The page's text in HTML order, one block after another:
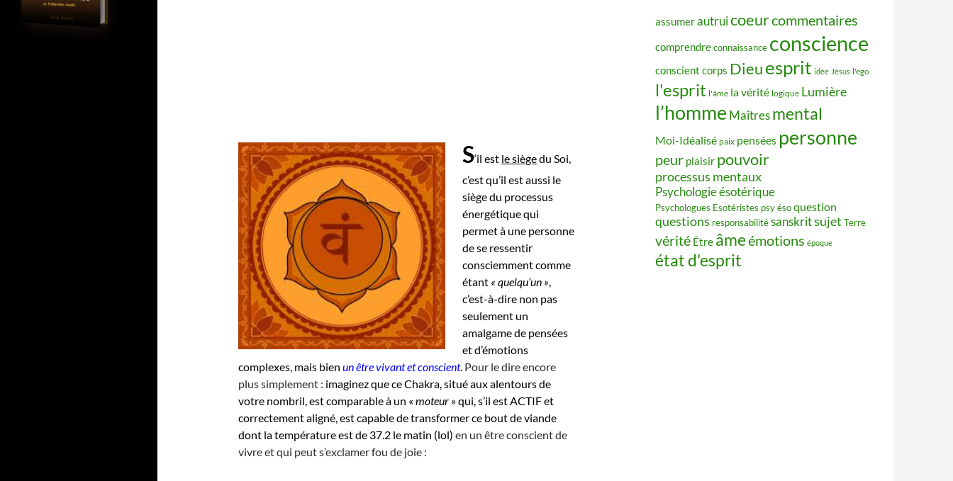
S‘il est le siègedu Soi,
c’est qu’il est aussi le
siège du processus
énergétique qui
permet à une personne
de se ressentir
consciemment comme
étant « quelqu’un »,
c’est-à-dire non pas
seulement un
amalgame de pensées
et d’émotions
complexes, mais bien un être vivant et conscient. Pour le dire encore
plus simplement : imaginez que ce Chakra, situé aux alentours de
votre nombril, est comparable à un « moteur » qui, s’il est ACTIF et
correctement aligné, est capable de transformer ce bout de viande
dont la température est de 37.2 le matin (lol) en un être conscient de
vivre et qui peut s’exclamer fou de joie :
assumerautruicoeurcommentaires
comprendreconnaissance conscience
conscient corps Dieuesprit idée Jésus l'ego
l'esprit l'âme la vérité logique Lumière
l’homme Maîtres mental
Moi-Idéalisé paix pensées personne
peur plaisir pouvoir
processus mentaux
Psychologie ésotérique
Psychologues Esotéristes psy ésoquestion
questions responsabilitésanskritsujet Terre
vérité Être âmeémotions époque
état d'esprit